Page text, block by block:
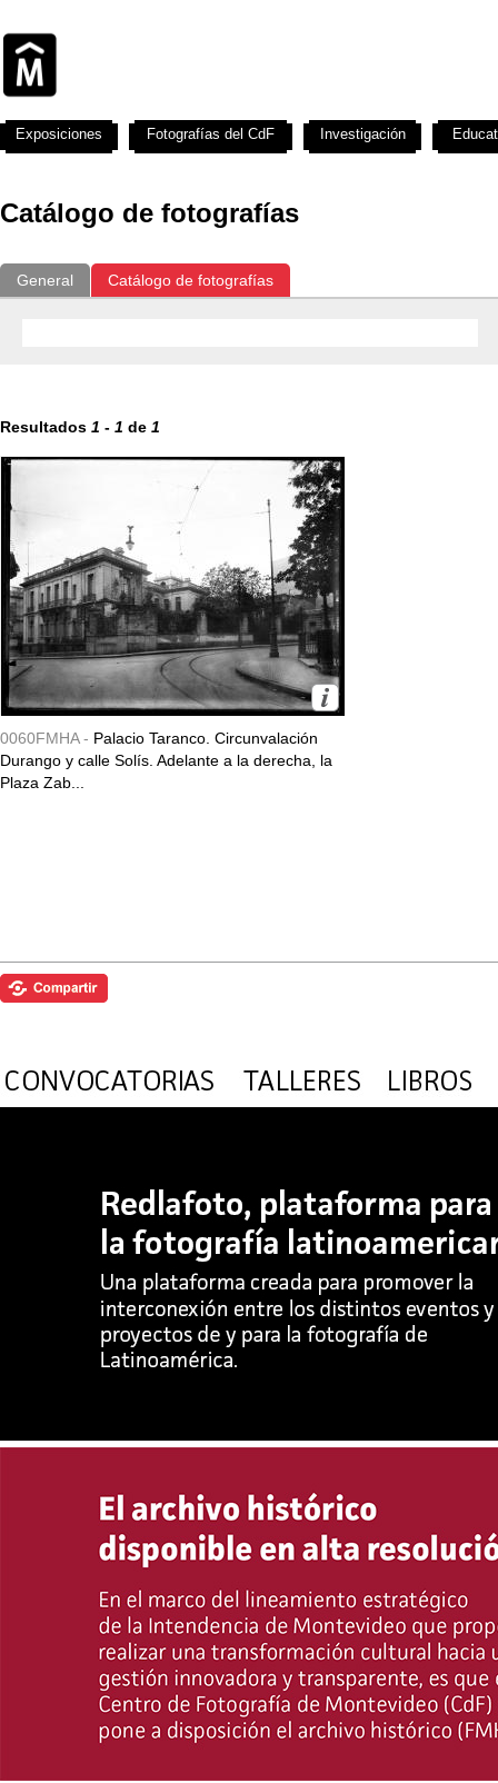
Catálogo de fotografías
General Catálogo de fotografías
Resultados 1 - 1 de 1
0060FMHA - Palacio Taranco. Circunvalación
Durango y calle Solís. Adelante a la derecha, la
Plaza Zab...
Exposiciones Fotografías del CdF Investigación